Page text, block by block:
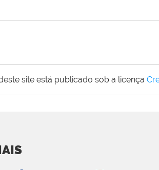
site está publicado sob a licença